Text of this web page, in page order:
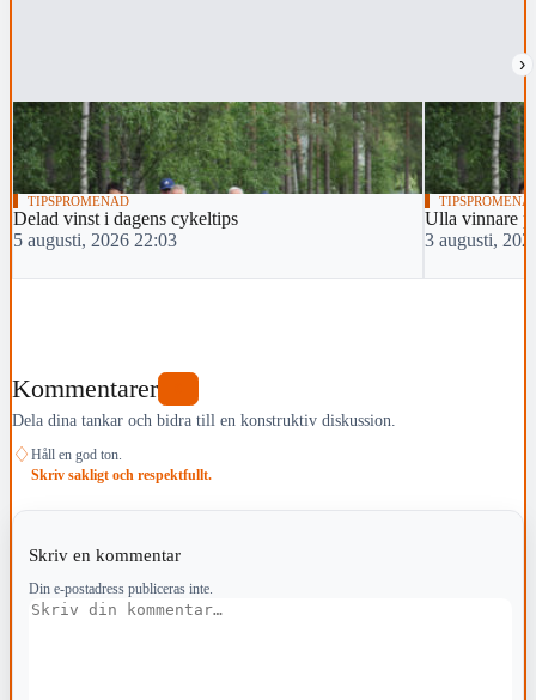
›
TIPSPROMENAD
Delad vinst i dagens cykeltips
5 augusti, 2026 22:03
Ulla vinnare
3 augusti,
Kommentarer
Dela dina tankar och bidra till en konstruktiv diskussion.
♢ Håll en god ton.
Skriv sakligt och respektfullt.
Skriv en kommentar
Din e-postadress publiceras inte.
Kommentar